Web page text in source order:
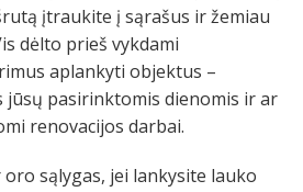
įtraukite į sąrašus ir žemiau
dėlto prieš vykdami
aplankyti objektus –
jūsų pasirinktomis dienomis ir ar
renovacijos darbai.
sąlygas, jei lankysite lauko